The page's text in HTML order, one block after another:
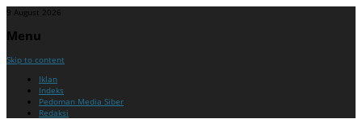
9 August 2026
Menu
Skip to content
Iklan
Indeks
Pedoman Media Siber
Redaksi